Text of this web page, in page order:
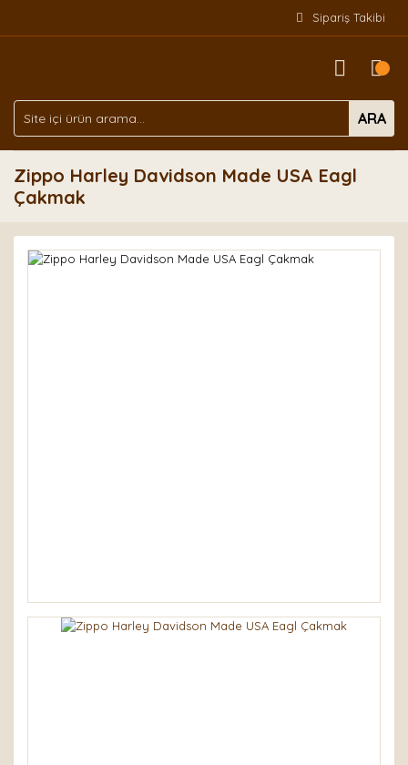
Sipariş Takibi
ARA
Zippo Harley Davidson Made USA Eagl
Çakmak